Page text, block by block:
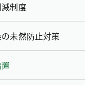
制度
未然防止対策